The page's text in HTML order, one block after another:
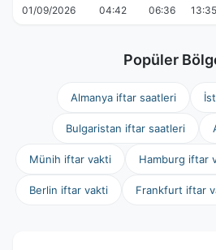
01/09/2026 04:42 06:36 13:35
Popüler
Almanya iftar saatleri
Bulgaristan iftar saatleri
Münih iftar vakti Hamburg iftar
Berlin iftar vakti Frankfurt iftar